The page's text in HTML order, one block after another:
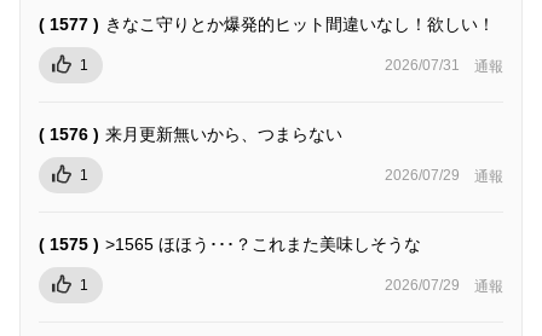
( 1577 ) きなこ守りとか爆発的ヒット間違いなし！欲しい！
1 2026/07/31 通報
( 1576 ) 来月更新無いから、つまらない
1 2026/07/29 通報
( 1575 ) >1565 ほほう･･･？これまた美味しそうな
1 2026/07/29 通報